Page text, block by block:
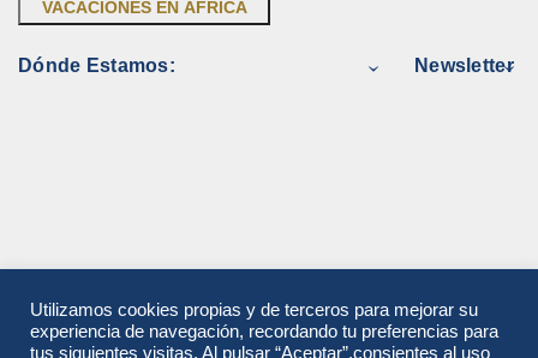
VACACIONES EN ÁFRICA
Dónde Estamos: Newsletter
Utilizamos cookies propias y de terceros para mejorar su
experiencia de navegación, recordando tu preferencias para
tus siguientes visitas. Al pulsar “Aceptar”,consientes al uso